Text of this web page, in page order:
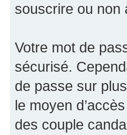
souscrire ou non
Votre mot de
sécurisé.
de passe sur
le moyen
des couple